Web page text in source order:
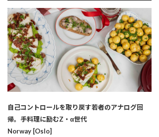
自己コントロールを取り戻す若者のアナログ回
帰。手料理に励むZ・α世代
Norway [Oslo]